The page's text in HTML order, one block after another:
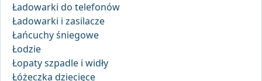
Ładowarki do telefonów
Ładowarki i zasilacze
Łańcuchy śniegowe
Łodzie
Łopaty szpadle i widły
Łóżeczka dziecięce